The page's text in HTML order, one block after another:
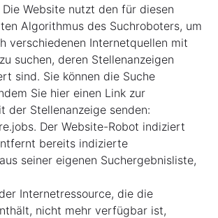
Die Website nutzt den für diesen
Algorithmus des Suchroboters, um
verschiedenen Internetquellen mit
suchen, deren Stellenanzeigen
sind. Sie können die Suche
Sie hier einen Link zur
der Stellenanzeige senden:
Der Website-Robot indiziert
bereits indizierte
seiner eigenen Suchergebnisliste,
Internetressource, die die
nicht mehr verfügbar ist,